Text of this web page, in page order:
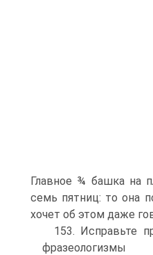
Главное ¾ башка на
семь пятниц: то она
хочет об этом даже
153. Исправьте